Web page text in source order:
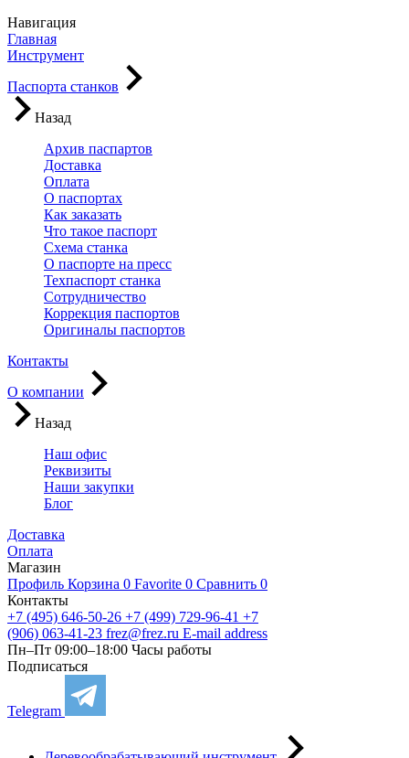
Навигация
Главная
Инструмент
Паспорта станков
Назад
Архив паспартов
Доставка
Оплата
О паспортах
Как заказать
Что такое паспорт
Схема станка
О паспорте на пресс
Техпаспорт станка
Сотрудничество
Коррекция паспортов
Оригиналы паспортов
Контакты
О компании
Назад
Наш офис
Реквизиты
Наши закупки
Блог
Доставка
Оплата
Магазин
Профиль Корзина 0 Favorite 0 Сравнить 0
Контакты
+7 (495) 646-50-26 +7 (499) 729-96-41 +7
(906) 063-41-23 frez@frez.ru E-mail address
Пн–Пт 09:00–18:00 Часы работы
Подписаться
Telegram